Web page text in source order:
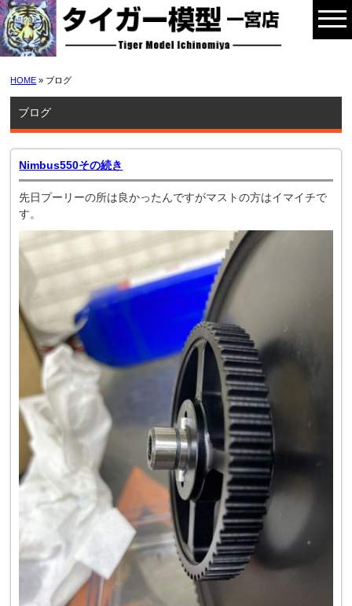
HOME » ブログ
ブログ
Nimbus550その続き
先日プーリーの所は良かったんですがマストの方はイマイチで
す。